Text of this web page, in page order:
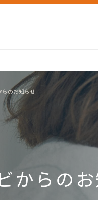
らのお知らせ
からの